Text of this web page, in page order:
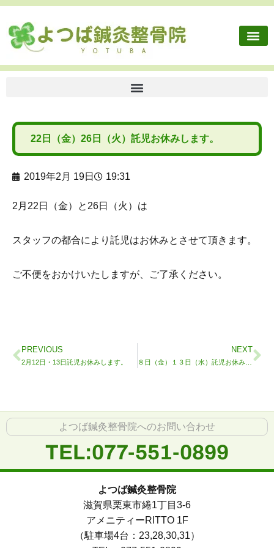
22日（金）26日（火）託児お休みします。
2019年2月 19日 19:31
2月22日（金）と26日（火）は
スタッフの都合により託児はお休みとさせて頂きます。
ご不便をおかけいたしますが、ご了承ください。
PREVIOUS
2月12日・13日託児お休みします。
NEXT
８日（金）１３日（水）託児お休みします。
よつば鍼灸整骨院へのお問い合わせ
TEL:077-551-0899
よつば鍼灸整骨院
滋賀県栗東市綣1丁目3-6
アメニティーRITTO 1F
（駐車場4台：23,28,30,31）